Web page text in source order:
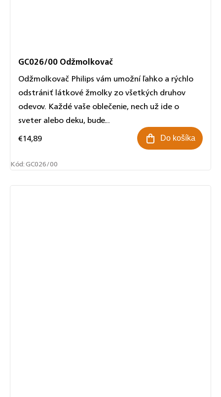
GC026/00 Odžmolkovač
€14,89 Do košíka
Odžmolkovač Philips vám umožní ľahko a rýchlo
odstrániť látkové žmolky zo všetkých druhov
odevov. Každé vaše oblečenie, nech už ide o
sveter alebo deku, bude...
Kód:GC026/00